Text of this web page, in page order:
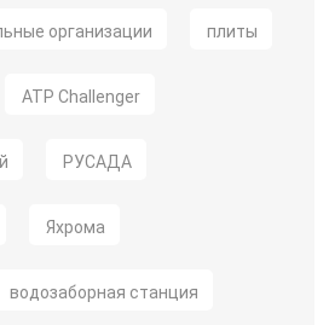
организации плиты
ATP Challenger
РУСАДА
Яхрома
водозаборная станция